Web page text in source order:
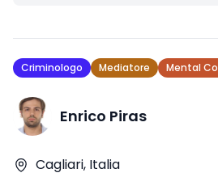
Criminologo Mediatore Mental
Enrico Piras
Cagliari, Italia